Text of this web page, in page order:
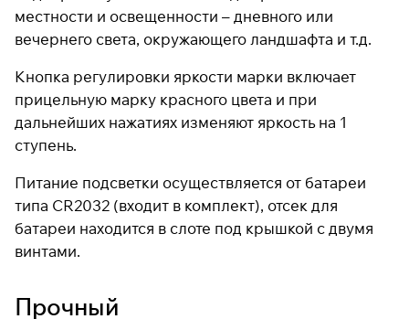
местности и освещенности – дневного или
вечернего света, окружающего ландшафта и т.д.
Кнопка регулировки яркости марки включает
прицельную марку красного цвета и при
дальнейших нажатиях изменяют яркость на 1
ступень.
Питание подсветки осуществляется от батареи
типа CR2032 (входит в комплект), отсек для
батареи находится в слоте под крышкой с двумя
винтами.
Прочный